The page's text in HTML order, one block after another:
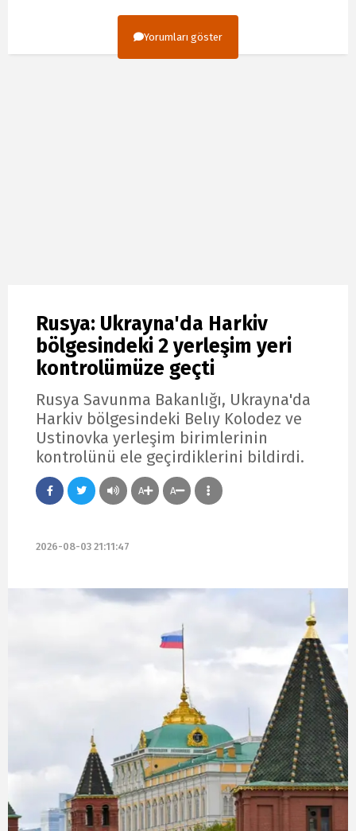
Yorumları göster
Rusya: Ukrayna'da Harkiv
bölgesindeki 2 yerleşim yeri
kontrolümüze geçti
Rusya Savunma Bakanlığı, Ukrayna'da
Harkiv bölgesindeki Belıy Kolodez ve
Ustinovka yerleşim birimlerinin
kontrolünü ele geçirdiklerini bildirdi.
A A
2026-08-03 21:11:47